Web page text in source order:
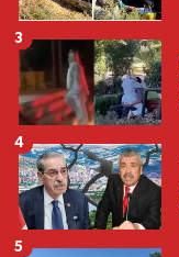
3
4
5